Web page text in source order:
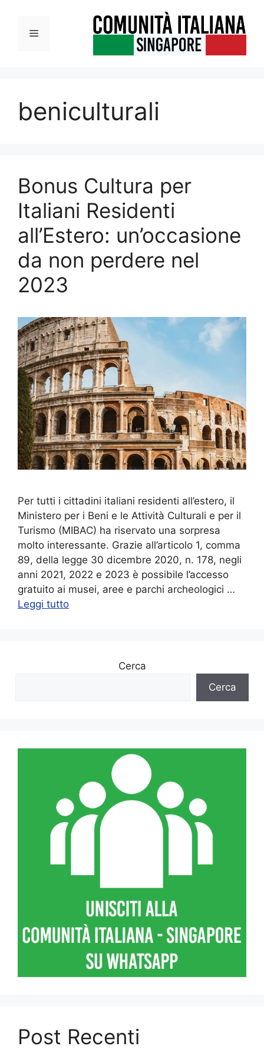
contenutoMenu
beniculturali
Bonus Cultura per
Italiani Residenti
all’Estero: un’occasione
da non perdere nel
2023
Per tutti i cittadini italiani residenti all’estero, il
Ministero per i Beni e le Attività Culturali e per il
Turismo (MIBAC) ha riservato una sorpresa
molto interessante. Grazie all’articolo 1, comma
89, della legge 30 dicembre 2020, n. 178, negli
anni 2021, 2022 e 2023 è possibile l’accesso
gratuito ai musei, aree e parchi archeologici …
Leggi tutto
Cerca
Cerca
Post Recenti